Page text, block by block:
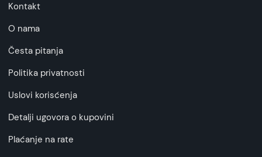
Kontakt
O nama
Česta pitanja
Politika privatnosti
Uslovi korisćenja
Detalji ugovora o kupovini
Plaćanje na rate